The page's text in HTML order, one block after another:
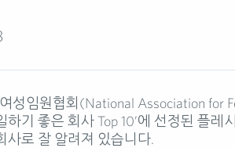
성임원협회(National Association for
하기 좋은 회사 Top 10’에 선정된 플레
사로 잘 알려져 있습니다.